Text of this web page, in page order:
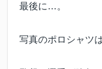
最後に…。
写真のポロシャツ